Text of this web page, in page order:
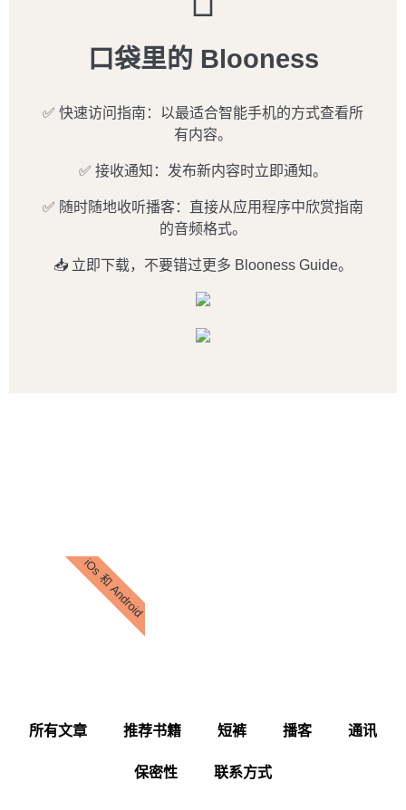
口袋里的 Blooness
✅ 快速访问指南：以最适合智能手机的方式查看所
有内容。
✅ 接收通知：发布新内容时立即通知。
✅ 随时随地收听播客：直接从应用程序中欣赏指南
的音频格式。
📥 立即下载，不要错过更多 Blooness Guide。
iOs 和 Android
所有文章 推荐书籍 短裤 播客 通讯
保密性 联系方式